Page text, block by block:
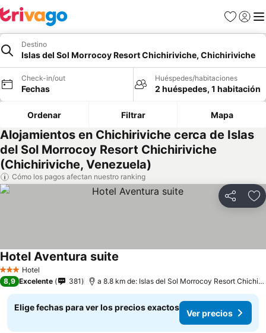
Favoritos
Iniciar
Destino
Islas del Sol Morrocoy Resort Chichiriviche, Chichiriviche
Check-in/out
Fechas
Huéspedes/habitaciones
2 huéspedes, 1 habitación
Ordenar Filtrar Mapa
Alojamientos en Chichiriviche cerca de Islas
del Sol Morrocoy Resort Chichiriviche
(Chichiriviche, Venezuela)
Cómo los pagos afectan nuestro ranking
Compartir
3 Estrellas
Hotel
Hotel Aventura suite
8,9 Excelente 381 a 8.8 km de: Islas del Sol Morrocoy Resort Chichiriviche
Elige fechas para ver los precios exactos
Ver precios